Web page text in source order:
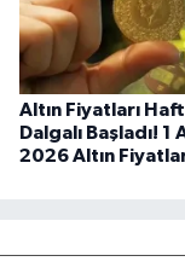
Altın Fiyatları
Dalgalı Başladı! 1
2026 Altın